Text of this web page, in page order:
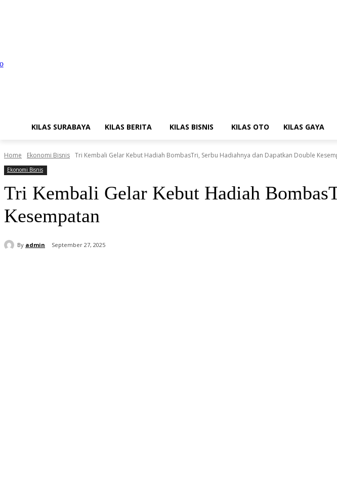
KILAS SURABAYA KILAS BERITA KILAS BISNIS KILAS OTO KILAS GAYA
Home Ekonomi Bisnis Tri Kembali Gelar Kebut Hadiah BombasTri, Serbu Hadiahnya dan Dapatkan Double
Ekonomi Bisnis
Tri Kembali Gelar Kebut Hadiah
Kesempatan
By admin September 27, 2025